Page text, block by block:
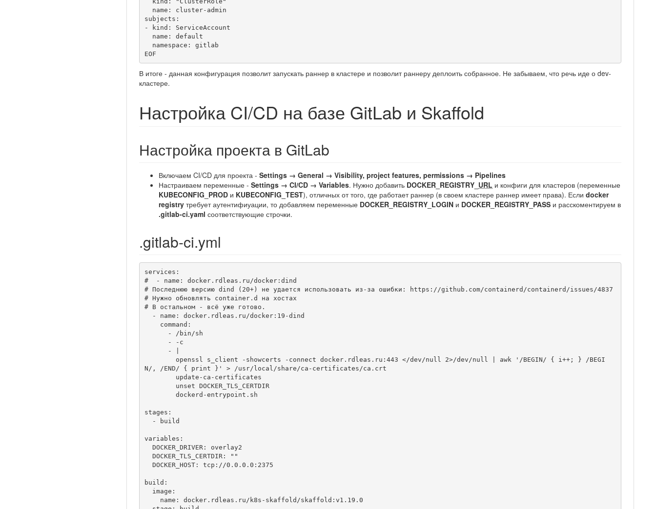
subjects:
- kind: ServiceAccount
EOF
В итоге - данная конфигурация позволит запускать раннер в кластере и позволит раннеру деплоить собранное. Не забываем, что речь иде о dev-
кластере.
Настройка CI/CD на базе GitLab и Skaffold
Настройка проекта в GitLab
Включаем CI/CD для проекта - Settings → General → Visibility, project features, permissions → Pipelines
Настраиваем переменные - Settings → CI/CD → Variables. Нужно добавить DOCKER_REGISTRY_ URL и конфиги для кластеров (переменные
KUBECONFIG_PROD и KUBECONFIG_TEST), отличных от того, где работает раннер (в своем кластере раннер имеет права). Если docker
registry требует аутентифиуации, то добавляем переменные DOCKER_REGISTRY_LOGIN и DOCKER_REGISTRY_PASS и расскоментируем в
.gitlab-ci.yaml соответствующие строчки.
.gitlab-ci.yml
services:
#  - name: docker.rdleas.ru/docker:dind
# Последнюю версию dind (20+) не удается использовать из-за ошибки: https://github.com/containerd/containerd/issues/4837
# Нужно обновлять container.d на хостах
# В остальном - всё уже готово.
N/, /END/ { print }' > /usr/local/share/ca-certificates/ca.crt
stages:
variables:
build: